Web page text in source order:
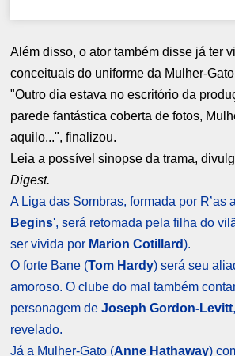
Além disso, o ator também disse já ter
conceituais do uniforme da Mulher-
"Outro dia estava no escritório da
parede fantástica coberta de fotos,
aquilo...", finalizou.
Leia a possível sinopse da trama,
Digest.
A Liga das Sombras, formada por R’as
Begins', será retomada pela filha do
ser vivida por Marion Cotillard).
O forte Bane (Tom Hardy) será seu
amoroso. O clube do mal também
personagem deJoseph Gordon-Levitt
revelado.
Já a Mulher-Gato (Anne Hathaway)